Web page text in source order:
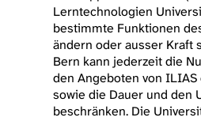
Lerntechnologien
bestimmte Funktionen
ändern oder ausser Kraft
Bern kann jederzeit die
den Angeboten von
sowie die Dauer und den
beschränken. Die